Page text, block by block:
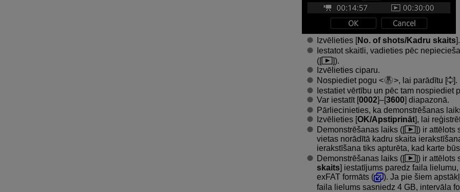
Izvēlieties [No. of shots/Kadru skaits].
Iestatot skaitli, vadieties pēc
([
]).
Izvēlieties ciparu.
Nospiediet pogu
, lai parādītu [
].
Iestatiet vērtību un pēc tam nospiediet
Var iestatīt [0002]–[3600] diapazonā.
Pārliecinieties, ka demonstrēšanas
Izvēlieties [OK/Apstiprināt], lai
Demonstrēšanas laiks ([
]) ir attēlots
vietas norādītā kadru skaita
ierakstīšana tiks apturēta, kad karte
Demonstrēšanas laiks ([
]) ir attēlots
skaits] iestatījums paredz faila
exFAT formāts (
). Ja pie šiem
faila lielums sasniedz 4 GB, intervāla